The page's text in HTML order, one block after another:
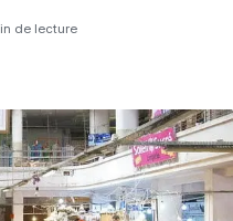
de lecture